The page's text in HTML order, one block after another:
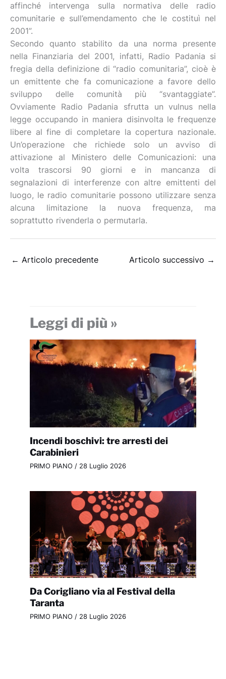
affinché intervenga sulla normativa delle radio
comunitarie e sull’emendamento che le costituì nel
2001”.
Secondo quanto stabilito da una norma presente
nella Finanziaria del 2001, infatti, Radio Padania si
fregia della definizione di “radio comunitaria”, cioè è
un emittente che fa comunicazione a favore dello
sviluppo delle comunità più “svantaggiate”.
Ovviamente Radio Padania sfrutta un vulnus nella
legge occupando in maniera disinvolta le frequenze
libere al fine di completare la copertura nazionale.
Un’operazione che richiede solo un avviso di
attivazione al Ministero delle Comunicazioni: una
volta trascorsi 90 giorni e in mancanza di
segnalazioni di interferenze con altre emittenti del
luogo, le radio comunitarie possono utilizzare senza
alcuna limitazione la nuova frequenza, ma
soprattutto rivenderla o permutarla.
← Articolo precedente Articolo successivo →
Leggi di più »
Incendi boschivi: tre arresti dei
Carabinieri
PRIMO PIANO / 28 Luglio 2026
Da Corigliano via al Festival della
Taranta
PRIMO PIANO / 28 Luglio 2026